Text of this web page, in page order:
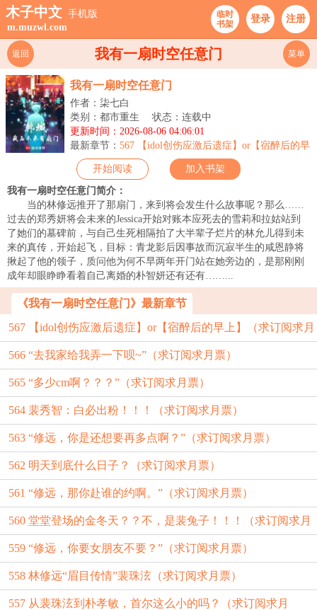
木子中文 手机版
m.muzwl.com
临时
书架
登录 注册
我有一扇时空任意门
返回 菜单
我有一扇时空任意门
作者：柒七白
类别：都市重生
状态：连载中
更新时间：2026-08-06 04:06:01
最新章节： 567 【idol创伤应激后遗症】or【宿醉后的早
上】（求订阅求月票）
开始阅读
加入书架
我有一扇时空任意门简介：
当的林修远推开了那扇门，来到将会发生什么故事呢？那么……
过去的郑秀妍将会未来的Jessica开始对账本应死去的雪莉和拉姑站到
了她们的墓碑前，与自己生死相隔拍了大半辈子烂片的林允儿得到未
来的真传，开始起飞，目标：青龙影后因事故而沉寂半生的咸恩静将
揪起了他的领子，质问他为何不早两年开门站在她旁边的，是那刚刚
成年却眼睁睁看着自己离婚的朴智妍还有还有……...
《我有一扇时空任意门》最新章节
567 【idol创伤应激后遗症】or【宿醉后的早上】（求订阅求月
票）
566 “去我家给我弄一下呗~”（求订阅求月票）
565 “多少cm啊？？？”（求订阅求月票）
564 裴秀智：白必出粉！！！（求订阅求月票）
563 “修远，你是还想要再多点啊？”（求订阅求月票）
562 明天到底什么日子？（求订阅求月票）
561 “修远，那你赴谁的约啊。”（求订阅求月票）
560 堂堂登场的金冬天？？不，是裴兔子！！！（求订阅求月
票）
559 “修远，你要女朋友不要？”（求订阅求月票）
558 林修远“眉目传情”裴珠泫（求订阅求月票）
557 从裴珠泫到朴孝敏，首尔这么小的吗？（求订阅求月